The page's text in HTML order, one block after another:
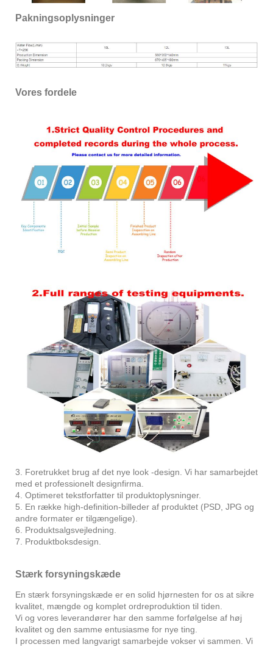
Pakningsoplysninger
Vores fordele
3. Foretrukket brug af det nye look -design. Vi har samarbejdet
med et professionelt designfirma.
4. Optimeret tekstforfatter til produktoplysninger.
5. En række high-definition-billeder af produktet (PSD, JPG og
andre formater er tilgængelige).
6. Produktsalgsvejledning.
7. Produktboksdesign.
Stærk forsyningskæde
En stærk forsyningskæde er en solid hjørnesten for os at sikre
kvalitet, mængde og komplet ordreproduktion til tiden.
Vi og vores leverandører har den samme forfølgelse af høj
kvalitet og den samme entusiasme for nye ting.
I processen med langvarigt samarbejde vokser vi sammen. Vi